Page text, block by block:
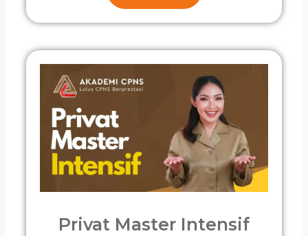
Privat Master Intensif